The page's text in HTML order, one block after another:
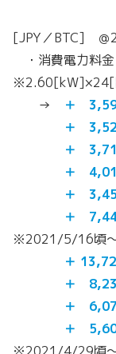
（
[JPY／BTC] ＠
・消費電力料
※2.60[kW]×24[
→
＋
＋
＋
＋
＋
＋
※2021/5/16頃～
＋
＋
＋
＋